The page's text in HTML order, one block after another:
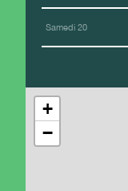
Samedi 20
+
−